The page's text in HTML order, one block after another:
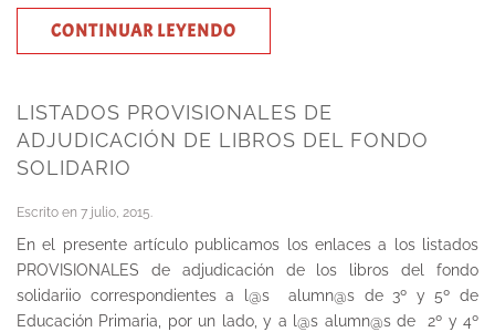
CONTINUAR LEYENDO
LISTADOS PROVISIONALES DE
ADJUDICACIÓN DE LIBROS DEL FONDO
SOLIDARIO
Escrito en 7 julio, 2015.
En el presente artículo publicamos los enlaces a los listados
PROVISIONALES de adjudicación de los libros del fondo
solidariio correspondientes a l@s alumn@s de 3º y 5º de
Educación Primaria, por un lado, y a l@s alumn@s de 2º y 4º